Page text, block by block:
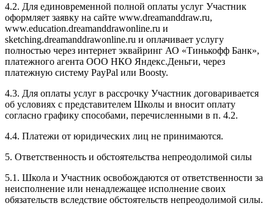
4.2. Для единовременной полной оплаты услуг Участник
оформляет заявку на сайте www.dreamanddraw.ru,
www.education.dreamanddrawonline.ru и
sketching.dreamanddrawonline.ru и оплачивает услугу
полностью через интернет эквайринг АО «Тинькофф Банк»,
платежного агента ООО НКО Яндекс.Деньги, через
платежную систему PayPal или Boosty.
4.3. Для оплаты услуг в рассрочку Участник договаривается
об условиях с представителем Школы и вносит оплату
согласно графику способами, перечисленными в п. 4.2.
4.4. Платежи от юридических лиц не принимаются.
5. Ответственность и обстоятельства непреодолимой силы
5.1. Школа и Участник освобождаются от ответственности за
неисполнение или ненадлежащее исполнение своих
обязательств вследствие обстоятельств непреодолимой силы.